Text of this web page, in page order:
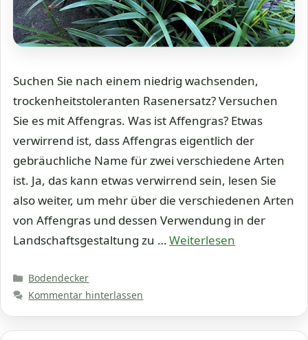
Suchen Sie nach einem niedrig wachsenden,
trockenheitstoleranten Rasenersatz? Versuchen
Sie es mit Affengras. Was ist Affengras? Etwas
verwirrend ist, dass Affengras eigentlich der
gebräuchliche Name für zwei verschiedene Arten
ist. Ja, das kann etwas verwirrend sein, lesen Sie
also weiter, um mehr über die verschiedenen Arten
von Affengras und dessen Verwendung in der
Landschaftsgestaltung zu …Weiterlesen
Kategorien
Bodendecker
Kommentar hinterlassen